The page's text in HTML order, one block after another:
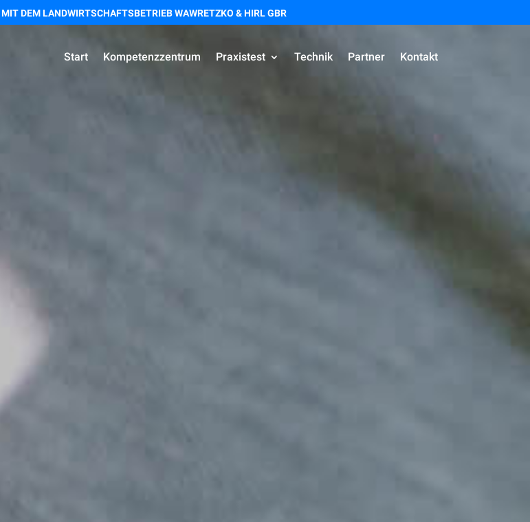
DEM LANDWIRTSCHAFTSBETRIEB WAWRETZKO & HIRL GBR
Start Kompetenzzentrum Praxistest Technik Partner Kontakt